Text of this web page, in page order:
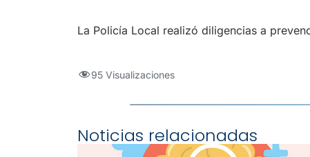
La Policía Local realizó diligencias a
95 Visualizaciones
Noticias relacionadas